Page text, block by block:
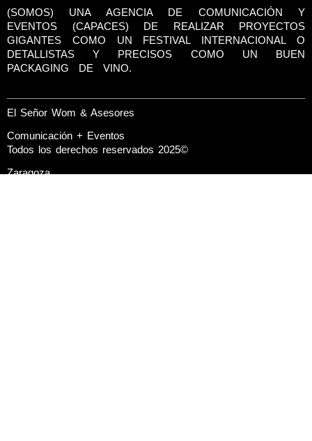
(SOMOS) UNA AGENCIA DE COMUNICACIÓN Y
EVENTOS (CAPACES) DE REALIZAR PROYECTOS
GIGANTES COMO UN FESTIVAL INTERNACIONAL O
DETALLISTAS Y PRECISOS COMO UN BUEN
PACKAGING DE VINO.
El Señor Wom & Asesores
Comunicación + Eventos
Todos los derechos reservados 2025©
Zaragoza.